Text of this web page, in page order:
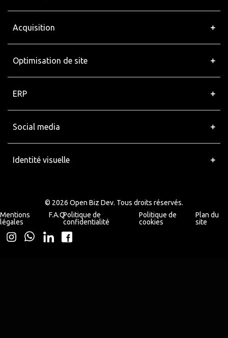
Acquisition
Optimisation de site
ERP
Social media
Identité visuelle
© 2026 Open Biz Dev. Tous droits réservés.
Mentions
légales
F.A.QPolitique de
confidentialité
Politique de
cookies
Plan du
site